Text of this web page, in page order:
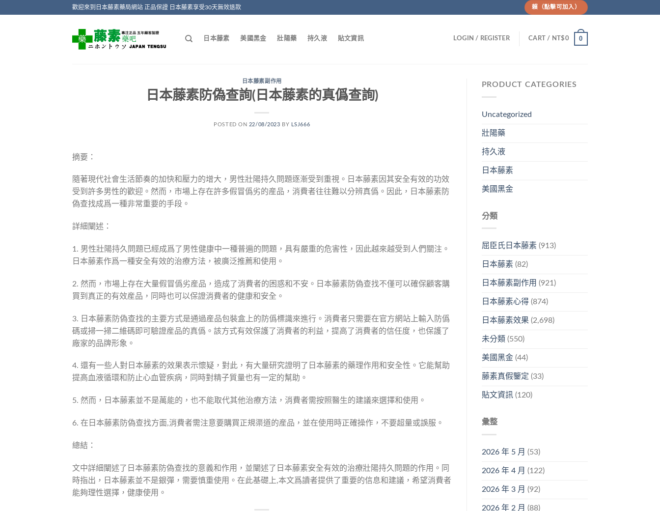
歡迎來到日本藤素藥局網站 正品保證 日本藤素享受30天無效退款 賴（點擊可加入）
日本藤素 美國黑金 壯陽藥 持久液 貼文資訊 LOGIN / REGISTER CART / NT$0 0
日本藤素副作用
日本藤素防偽查詢(日本藤素的真僞查詢)
POSTED ON 22/08/2023 BY LSJ666
摘要：
隨著現代社會生活節奏的加快和壓力的增大，男性壯陽持久問題逐漸受到重視。日本藤素因其安全有效的功效
受到許多男性的歡迎。然而，市場上存在許多假冒僞劣的産品，消費者往往難以分辨真僞。因此，日本藤素防
偽查找成爲一種非常重要的手段。
詳細闡述：
1. 男性壯陽持久問題已經成爲了男性健康中一種普遍的問題，具有嚴重的危害性，因此越來越受到人們關注。
日本藤素作爲一種安全有效的治療方法，被廣泛推薦和使用。
2. 然而，市場上存在大量假冒僞劣産品，造成了消費者的困惑和不安。日本藤素防偽查找不僅可以確保顧客購
買到真正的有效産品，同時也可以保證消費者的健康和安全。
3. 日本藤素防偽查找的主要方式是通過産品包裝盒上的防僞標識來進行。消費者只需要在官方網站上輸入防僞
碼或掃一掃二維碼即可驗證産品的真僞。該方式有效保護了消費者的利益，提高了消費者的信任度，也保護了
廠家的品牌形象。
4. 還有一些人對日本藤素的效果表示懷疑，對此，有大量研究證明了日本藤素的藥理作用和安全性。它能幫助
提高血液循環和防止心血管疾病，同時對精子質量也有一定的幫助。
5. 然而，日本藤素並不是萬能的，也不能取代其他治療方法，消費者需按照醫生的建議來選擇和使用。
6. 在日本藤素防偽查找方面,消費者需注意要購買正規渠道的産品，並在使用時正確操作，不要超量或誤服。
總結：
文中詳細闡述了日本藤素防偽查找的意義和作用，並闡述了日本藤素安全有效的治療壯陽持久問題的作用。同
時指出，日本藤素並不是銀彈，需要慎重使用。在此基礎上,本文爲讀者提供了重要的信息和建議，希望消費者
能夠理性選擇，健康使用。
PRODUCT CATEGORIES
Uncategorized
壯陽藥
持久液
日本藤素
美國黑金
分類
屈臣氏日本藤素(913)
日本藤素(82)
日本藤素副作用 (921)
日本藤素心得(874)
日本藤素效果 (2,698)
未分類 (550)
美國黑金(44)
藤素真假鑒定 (33)
貼文資訊(120)
彙整
2026 年 5 月 (53)
2026 年 4 月 (122)
2026 年 3 月 (92)
2026 年 2 月 (88)